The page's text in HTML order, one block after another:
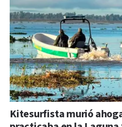
Kitesurfista murió